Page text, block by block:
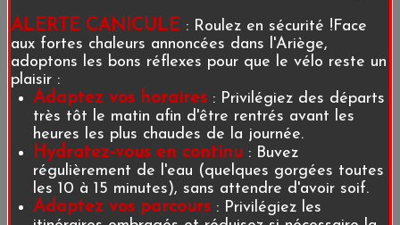
ALERTE CANICULE : Roulez en sécurité !Face
aux fortes chaleurs annoncées dans l'Ariège,
adoptons les bons réflexes pour que le vélo reste un
plaisir :
Adaptez vos horaires : Privilégiez des départs
très tôt le matin afin d'être rentrés avant les
heures les plus chaudes de la journée.
Hydratez-vous en continu : Buvez
régulièrement de l'eau (quelques gorgées toutes
les 10 à 15 minutes), sans attendre d'avoir soif.
Adaptez vos parcours : Privilégiez les